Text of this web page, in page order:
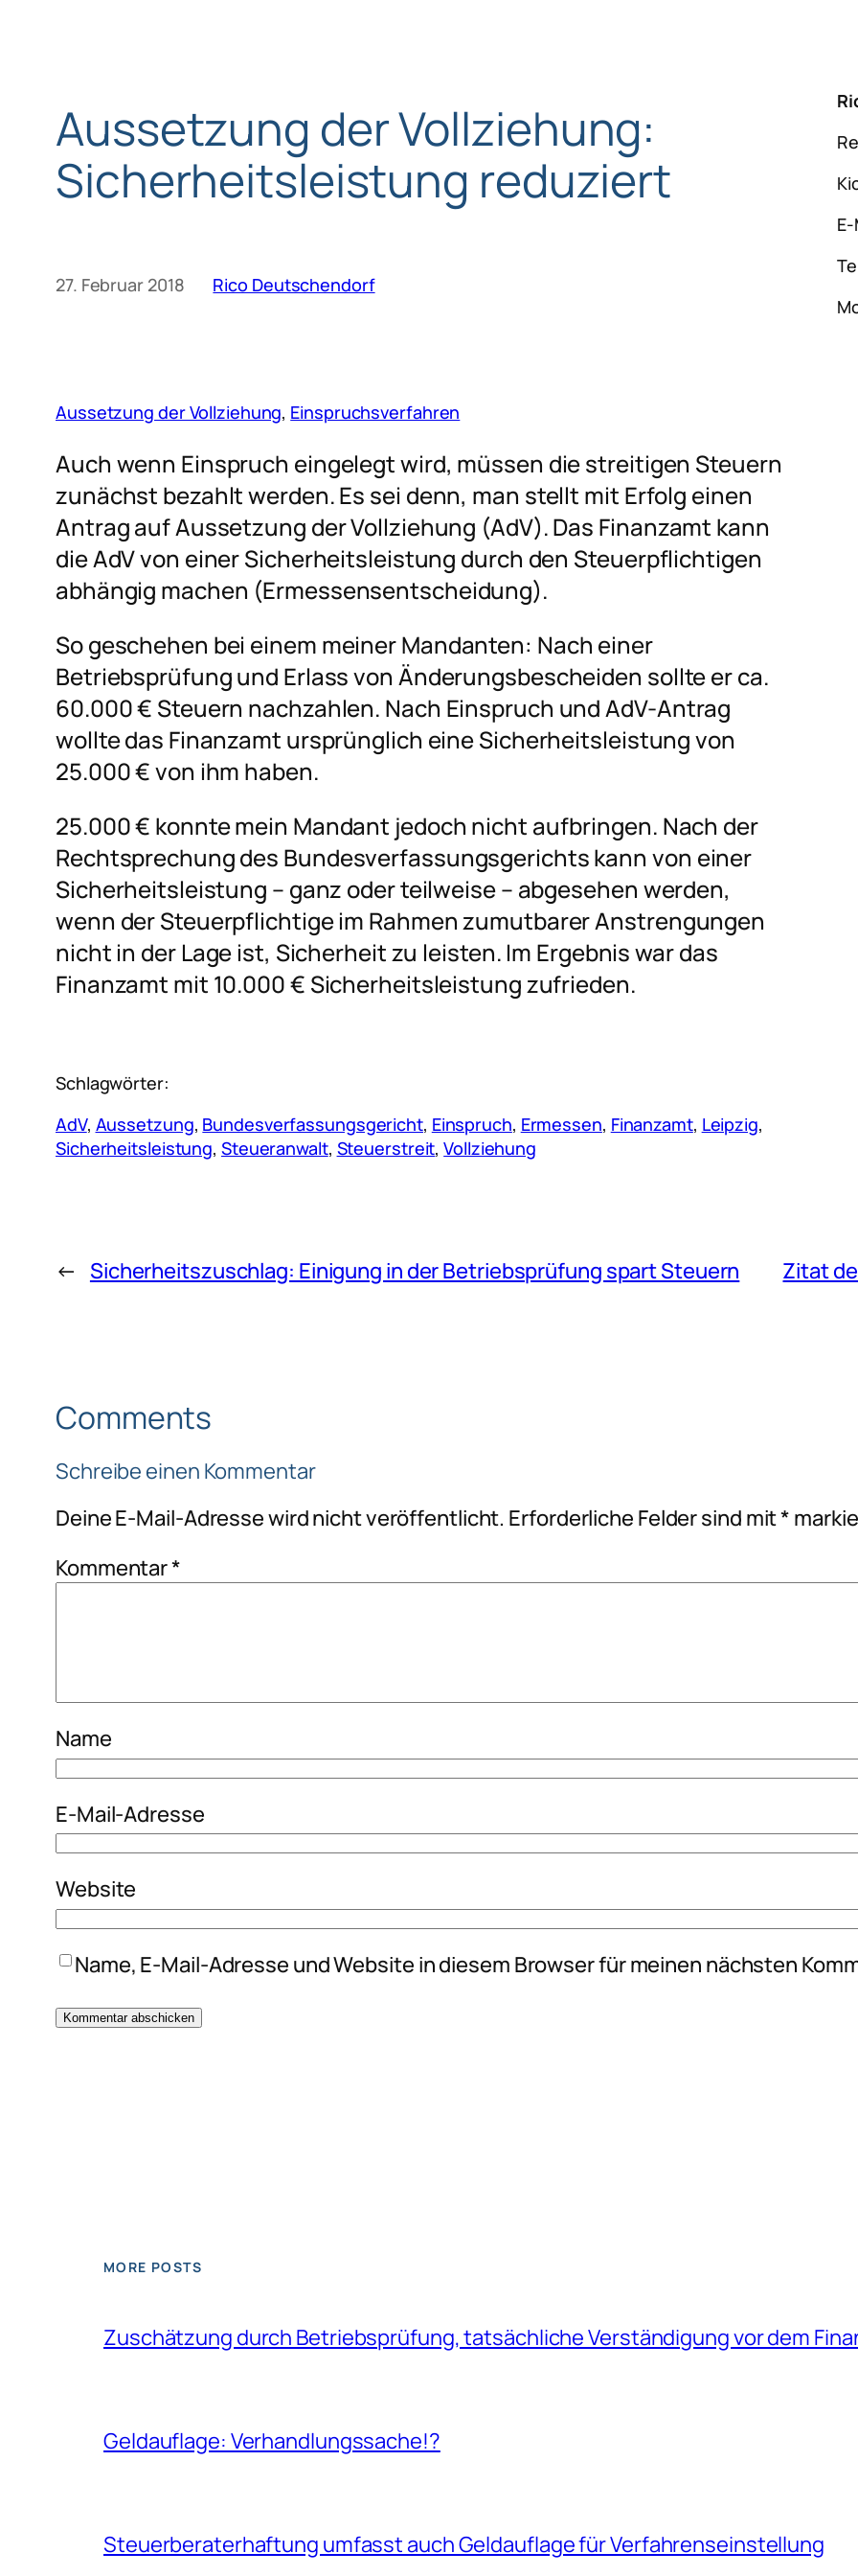
Aussetzung der Vollziehung:
Sicherheitsleistung reduziert
27. Februar 2018 Rico Deutschendorf
Aussetzung der Vollziehung, Einspruchsverfahren
Auch wenn Einspruch eingelegt wird, müssen die streitigen Steuern
zunächst bezahlt werden. Es sei denn, man stellt mit Erfolg einen
Antrag auf Aussetzung der Vollziehung (AdV). Das Finanzamt kann
die AdV von einer Sicherheitsleistung durch den Steuerpflichtigen
abhängig machen (Ermessensentscheidung).
So geschehen bei einem meiner Mandanten: Nach einer
Betriebsprüfung und Erlass von Änderungsbescheiden sollte er ca.
60.000 € Steuern nachzahlen. Nach Einspruch und AdV-Antrag
wollte das Finanzamt ursprünglich eine Sicherheitsleistung von
25.000 € von ihm haben.
25.000 € konnte mein Mandant jedoch nicht aufbringen. Nach der
Rechtsprechung des Bundesverfassungsgerichts kann von einer
Sicherheitsleistung – ganz oder teilweise – abgesehen werden,
wenn der Steuerpflichtige im Rahmen zumutbarer Anstrengungen
nicht in der Lage ist, Sicherheit zu leisten. Im Ergebnis war das
Finanzamt mit 10.000 € Sicherheitsleistung zufrieden.
Schlagwörter:
AdV, Aussetzung, Bundesverfassungsgericht, Einspruch, Ermessen, Finanzamt, Leipzig
Sicherheitsleistung, Steueranwalt, Steuerstreit, Vollziehung
← Sicherheitszuschlag: Einigung in der Betriebsprüfung spart Steuern Zitat
Comments
Schreibe einen Kommentar
Deine E-Mail-Adresse wird nicht veröffentlicht. Erforderliche Felder sind mit*
Kommentar*
Name
E-Mail-Adresse
Website
Name, E-Mail-Adresse und Website in diesem Browser für meinen nächsten
MORE POSTS
Zuschätzung durch Betriebsprüfung, tatsächliche Verständigung vor dem
Geldauflage: Verhandlungssache!?
Steuerberaterhaftung umfasst auch Geldauflage für Verfahrenseinstellung